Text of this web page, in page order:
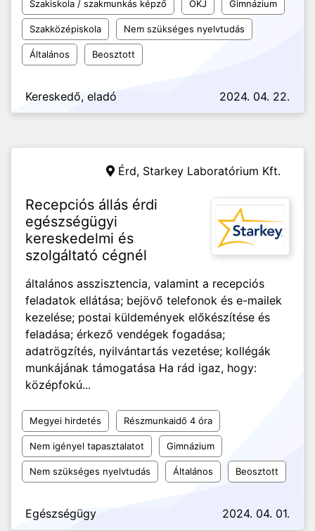
Szakiskola / szakmunkás képző OKJ Gimnázium
Szakközépiskola Nem szükséges nyelvtudás
Általános Beosztott
Kereskedő, eladó 2024. 04. 22.
Érd, Starkey Laboratórium Kft.
Recepciós állás érdi
egészségügyi
kereskedelmi és
szolgáltató cégnél
általános asszisztencia, valamint a recepciós
feladatok ellátása; bejövő telefonok és e-mailek
kezelése; postai küldemények előkészítése és
feladása; érkező vendégek fogadása;
adatrögzítés, nyilvántartás vezetése; kollégák
munkájának támogatása Ha rád igaz, hogy:
középfokú...
Megyei hirdetés Részmunkaidő 4 óra
Nem igényel tapasztalatot Gimnázium
Nem szükséges nyelvtudás Általános Beosztott
Egészségügy 2024. 04. 01.